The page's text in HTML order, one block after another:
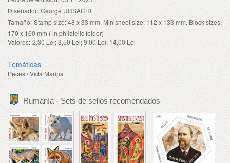
Diseñador: George URSACHI
Tamaño: Stamp size: 48 x 33 mm, Minisheet size: 112 x 133 mm, Block sizes:
170 x 160 mm ( in philatelic folder)
Valores: 2,30 Lei; 3,50 Lei; 9,00 Lei; 14,00 Lei
Temáticas
Peces / Vida Marina
Rumanía - Sets de sellos recomendados